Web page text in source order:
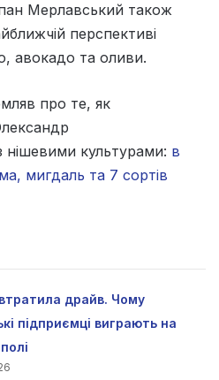
Мерлавський також
перспективі
авокадо та оливи.
про те, як
нішевими культурами: в
мигдаль та 7 сортів
драйв. Чому
підприємці виграють на